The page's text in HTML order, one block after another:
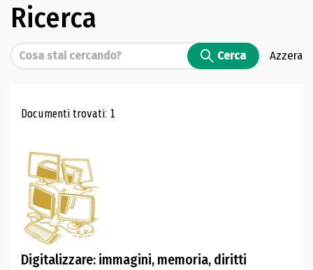
Ricerca
Cerca Cerca Azzera
Risultati di ricerca
Documenti trovati: 1
Digitalizzare: immagini, memoria, diritti